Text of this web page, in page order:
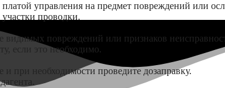
управления на предмет повреждений или
проводки.
видимых повреждений или признаков
если это необходимо.
и при необходимости проведите дозаправку.